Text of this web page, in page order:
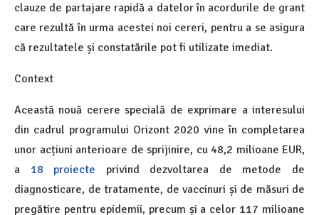
clauze de partajare rapidă a datelor în acordurile de grant
care rezultă în urma acestei noi cereri, pentru a se asigura
că rezultatele și constatările pot fi utilizate imediat.
Context
Această nouă cerere specială de exprimare a interesului
din cadrul programului Orizont 2020 vine în completarea
unor acțiuni anterioare de sprijinire, cu 48,2 milioane EUR,
a 18 proiecte privind dezvoltarea de metode de
diagnosticare, de tratamente, de vaccinuri și de măsuri de
pregătire pentru epidemii, precum și a celor 117 milioane